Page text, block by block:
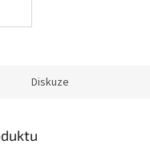
Diskuze